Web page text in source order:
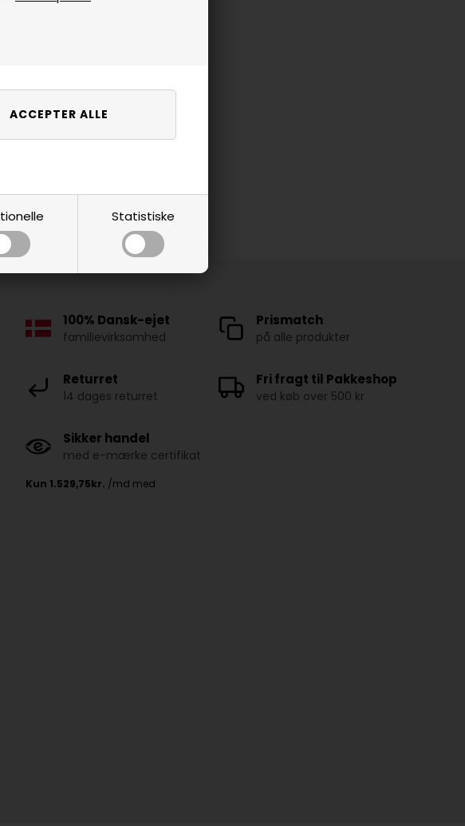
Statistiske
100% Dansk-ejet
familievirksomhed
Prismatch
på alle produkter
Returret
14 dages returret
Fri fragt til Pakkeshop
ved køb over 500 kr
Sikker handel
med e-mærke certifikat